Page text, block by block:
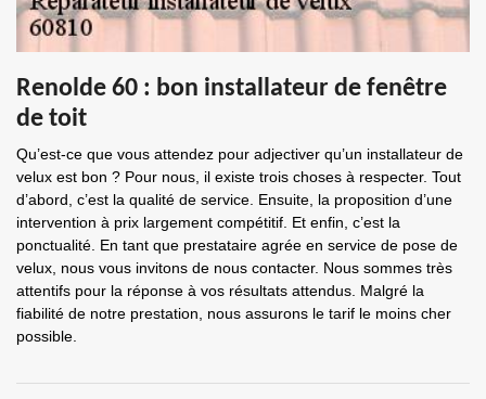
Renolde 60 : bon installateur de fenêtre
de toit
Qu’est-ce que vous attendez pour adjectiver qu’un installateur de
velux est bon ? Pour nous, il existe trois choses à respecter. Tout
d’abord, c’est la qualité de service. Ensuite, la proposition d’une
intervention à prix largement compétitif. Et enfin, c’est la
ponctualité. En tant que prestataire agrée en service de pose de
velux, nous vous invitons de nous contacter. Nous sommes très
attentifs pour la réponse à vos résultats attendus. Malgré la
fiabilité de notre prestation, nous assurons le tarif le moins cher
possible.